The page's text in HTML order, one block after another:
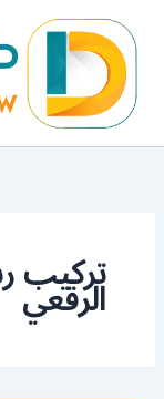
المحتوى
تركيب
الرقعي